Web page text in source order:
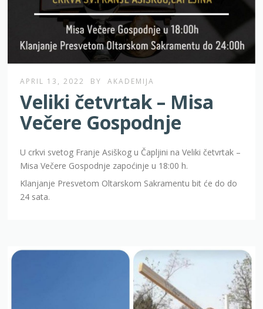
APRIL 13, 2022 BY AKADEMIJA
Veliki četvrtak – Misa
Večere Gospodnje
U crkvi svetog Franje Asiškog u Čapljini na Veliki četvrtak –
Misa Večere Gospodnje zapoćinje u 18:00 h.
Klanjanje Presvetom Oltarskom Sakramentu bit će do do
24 sata.